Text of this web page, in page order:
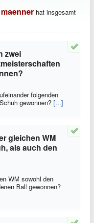
maenner hat insgesamt
zwei
folgenden
gewonnen? [...]
gleichen WM
als auch den
WM sowohl den
Ball gewonnen?